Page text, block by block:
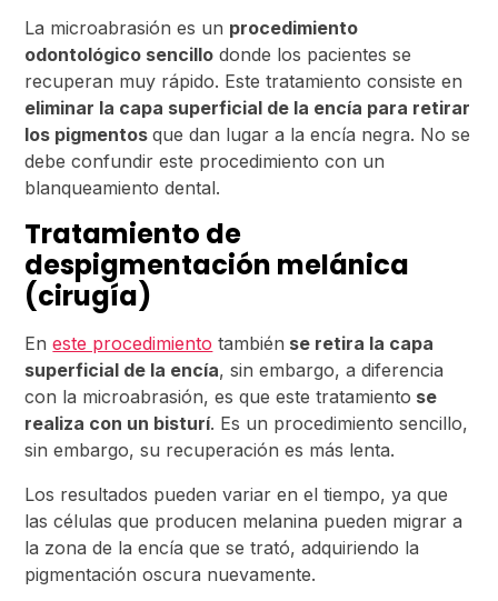
La microabrasión es un procedimiento
odontológico sencillo donde los pacientes se
recuperan muy rápido. Este tratamiento consiste en
eliminar la capa superficial de la encía para retirar
los pigmentosque dan lugar a la encía negra. No se
debe confundir este procedimiento con un
blanqueamiento dental.
Tratamiento de
despigmentación melánica
(cirugía)
Eneste procedimiento también se retira la capa
superficial de la encía, sin embargo, a diferencia
con la microabrasión, es que este tratamiento se
realiza con un bisturí. Es un procedimiento sencillo,
sin embargo, su recuperación es más lenta.
Los resultados pueden variar en el tiempo, ya que
las células que producen melanina pueden migrar a
la zona de la encía que se trató, adquiriendo la
pigmentación oscura nuevamente.